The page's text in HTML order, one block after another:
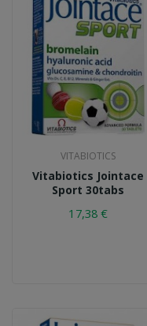
VITABIOTICS
Vitabiotics Jointace
Sport 30tabs
17,38 €